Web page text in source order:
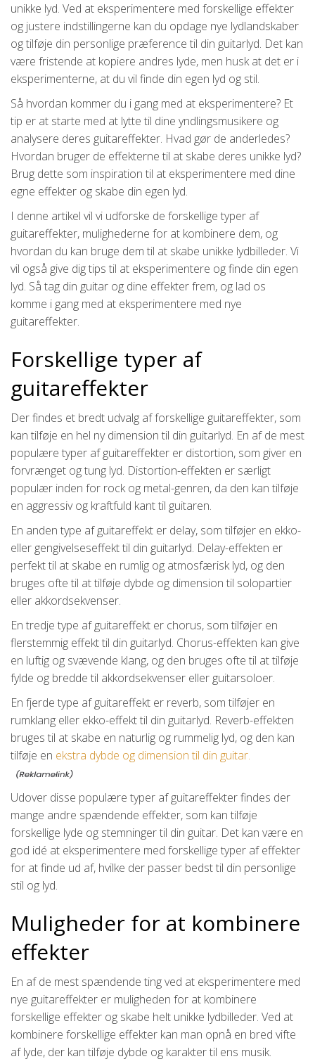
unikke lyd. Ved at eksperimentere med forskellige effekter
og justere indstillingerne kan du opdage nye lydlandskaber
og tilføje din personlige præference til din guitarlyd. Det kan
være fristende at kopiere andres lyde, men husk at det er i
eksperimenterne, at du vil finde din egen lyd og stil.
Så hvordan kommer du i gang med at eksperimentere? Et
tip er at starte med at lytte til dine yndlingsmusikere og
analysere deres guitareffekter. Hvad gør de anderledes?
Hvordan bruger de effekterne til at skabe deres unikke lyd?
Brug dette som inspiration til at eksperimentere med dine
egne effekter og skabe din egen lyd.
I denne artikel vil vi udforske de forskellige typer af
guitareffekter, mulighederne for at kombinere dem, og
hvordan du kan bruge dem til at skabe unikke lydbilleder. Vi
vil også give dig tips til at eksperimentere og finde din egen
lyd. Så tag din guitar og dine effekter frem, og lad os
komme i gang med at eksperimentere med nye
guitareffekter.
Forskellige typer af
guitareffekter
Der findes et bredt udvalg af forskellige guitareffekter, som
kan tilføje en hel ny dimension til din guitarlyd. En af de mest
populære typer af guitareffekter er distortion, som giver en
forvrænget og tung lyd. Distortion-effekten er særligt
populær inden for rock og metal-genren, da den kan tilføje
en aggressiv og kraftfuld kant til guitaren.
En anden type af guitareffekt er delay, som tilføjer en ekko-
eller gengivelseseffekt til din guitarlyd. Delay-effekten er
perfekt til at skabe en rumlig og atmosfærisk lyd, og den
bruges ofte til at tilføje dybde og dimension til solopartier
eller akkordsekvenser.
En tredje type af guitareffekt er chorus, som tilføjer en
flerstemmig effekt til din guitarlyd. Chorus-effekten kan give
en luftig og svævende klang, og den bruges ofte til at tilføje
fylde og bredde til akkordsekvenser eller guitarsoloer.
En fjerde type af guitareffekt er reverb, som tilføjer en
rumklang eller ekko-effekt til din guitarlyd. Reverb-effekten
bruges til at skabe en naturlig og rummelig lyd, og den kan
tilføje en ekstra dybde og dimension til din guitar.
Udover disse populære typer af guitareffekter findes der
mange andre spændende effekter, som kan tilføje
forskellige lyde og stemninger til din guitar. Det kan være en
god idé at eksperimentere med forskellige typer af effekter
for at finde ud af, hvilke der passer bedst til din personlige
stil og lyd.
Muligheder for at kombinere
effekter
En af de mest spændende ting ved at eksperimentere med
nye guitareffekter er muligheden for at kombinere
forskellige effekter og skabe helt unikke lydbilleder. Ved at
kombinere forskellige effekter kan man opnå en bred vifte
af lyde, der kan tilføje dybde og karakter til ens musik.